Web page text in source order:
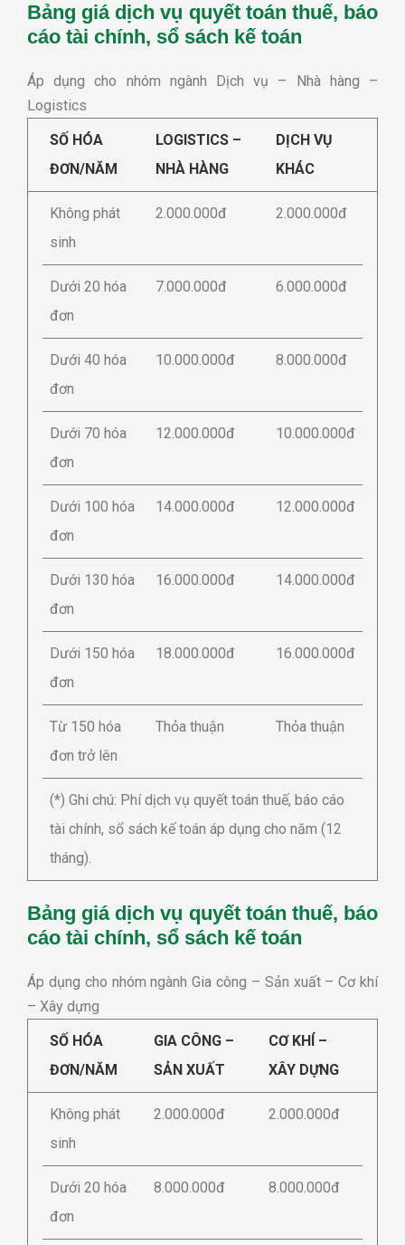
Bảng giá dịch vụ quyết toán thuế, báo
cáo tài chính, sổ sách kế toán
Áp dụng cho nhóm ngành Dịch vụ – Nhà hàng –
Logistics
SỐ HÓA
ĐƠN/NĂM
LOGISTICS –
NHÀ HÀNG
DỊCH VỤ
KHÁC
Không phát
sinh
2.000.000đ 2.000.000đ
Dưới 20 hóa
đơn
7.000.000đ 6.000.000đ
Dưới 40 hóa
đơn
10.000.000đ 8.000.000đ
Dưới 70 hóa
đơn
12.000.000đ 10.000.000đ
Dưới 100 hóa
đơn
14.000.000đ 12.000.000đ
Dưới 130 hóa
đơn
16.000.000đ 14.000.000đ
Dưới 150 hóa
đơn
18.000.000đ 16.000.000đ
Từ 150 hóa
đơn trở lên
Thỏa thuận Thỏa thuận
(*) Ghi chú: Phí dịch vụ quyết toán thuế, báo cáo
tài chính, sổ sách kế toán áp dụng cho năm (12
tháng).
Bảng giá dịch vụ quyết toán thuế, báo
cáo tài chính, sổ sách kế toán
Áp dụng cho nhóm ngành Gia công – Sản xuất – Cơ khí
– Xây dựng
SỐ HÓA
ĐƠN/NĂM
GIA CÔNG –
SẢN XUẤT
CƠ KHÍ –
XÂY DỰNG
Không phát
sinh
2.000.000đ 2.000.000đ
Dưới 20 hóa
đơn
8.000.000đ 8.000.000đ